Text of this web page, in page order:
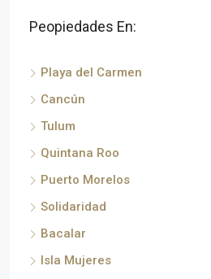
Peopiedades En:
Playa del Carmen
Cancún
Tulum
Quintana Roo
Puerto Morelos
Solidaridad
Bacalar
Isla Mujeres